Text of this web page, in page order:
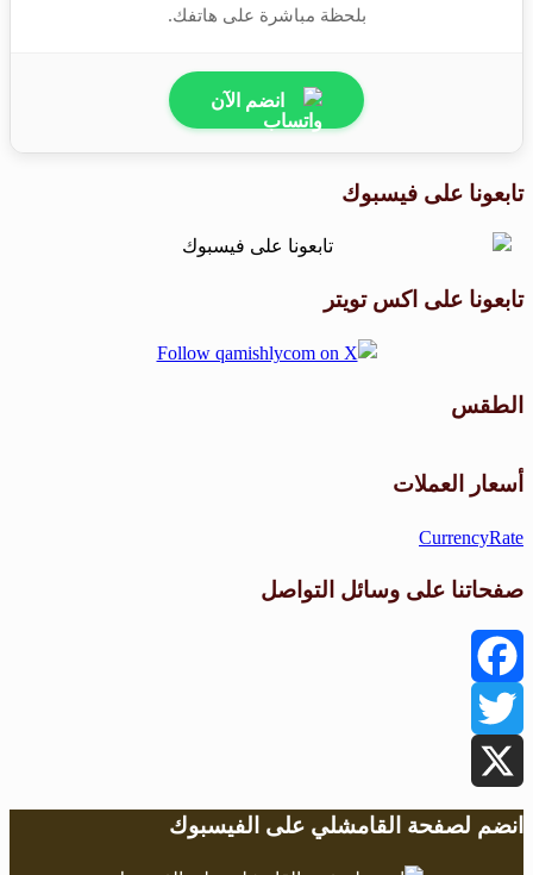
بلحظة مباشرة على هاتفك.
انضم الآن
تابعونا على فيسبوك
تابعونا على اكس تويتر
الطقس
أسعار العملات
CurrencyRate
صفحاتنا على وسائل التواصل
Facebook
Twitter
X
انضم لصفحة القامشلي على الفيسبوك